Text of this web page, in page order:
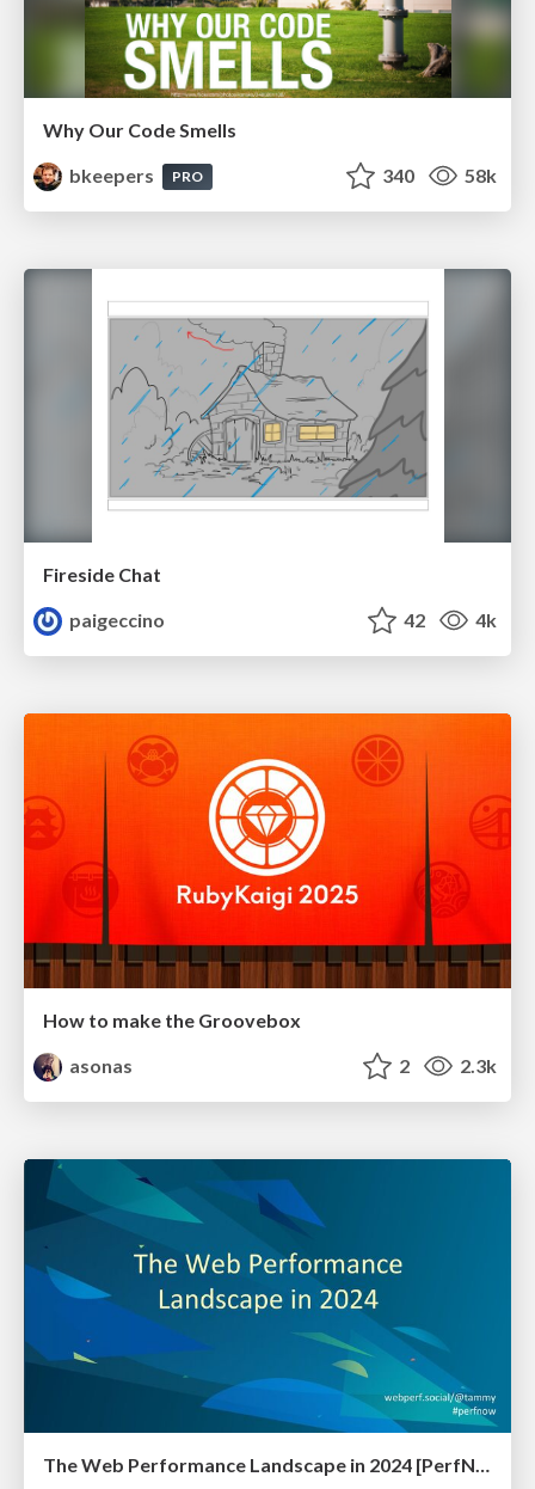
Why Our Code Smells
bkeepers
PRO 340 58k
Fireside Chat
paigeccino
42 4k
How to make the Groovebox
asonas
2 2.3k
The Web Performance Landscape in 2024 [PerfNow 2024]